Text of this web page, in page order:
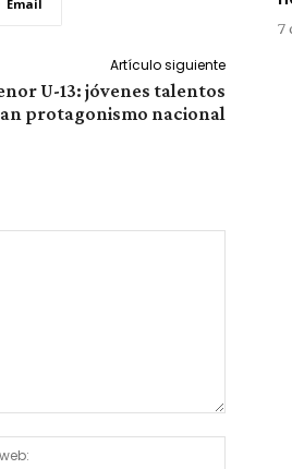
Email
Artículo siguiente
U-13: jóvenes talentos
protagonismo nacional
7